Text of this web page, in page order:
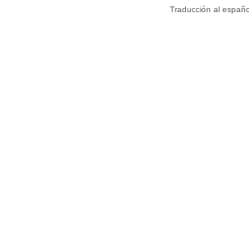
Traducción al